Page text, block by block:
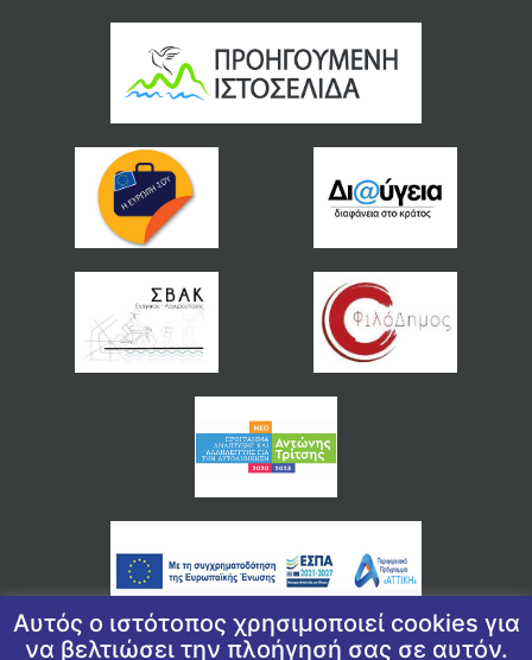
Αυτός ο ιστότοπος χρησιμοποιεί cookies για
να βελτιώσει την πλοήγησή σας σε αυτόν.